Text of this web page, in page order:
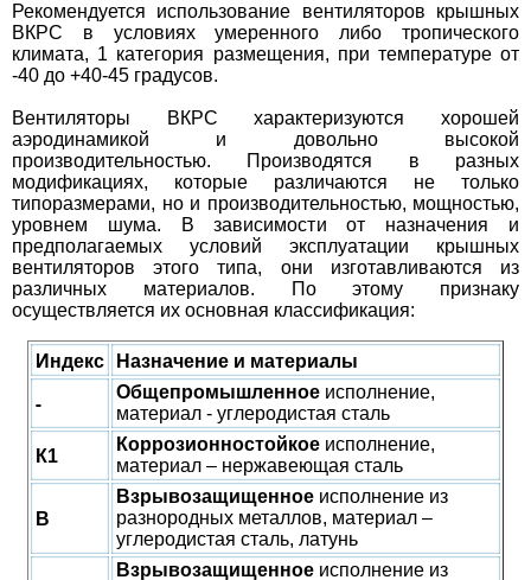
Рекомендуется использование вентиляторов крышных
ВКРС в условиях умеренного либо тропического
климата, 1 категория размещения, при температуре от
-40 до +40-45 градусов.
Вентиляторы ВКРС характеризуются хорошей
аэродинамикой и довольно высокой
производительностью. Производятся в разных
модификациях, которые различаются не только
типоразмерами, но и производительностью, мощностью,
уровнем шума. В зависимости от назначения и
предполагаемых условий эксплуатации крышных
вентиляторов этого типа, они изготавливаются из
различных материалов. По этому признаку
осуществляется их основная классификация:
Индекс Назначение и материалы
- Общепромышленноеисполнение,
материал - углеродистая сталь
К1
Коррозионностойкоеисполнение,
материал – нержавеющая сталь
В
Взрывозащищенноеисполнение из
разнородных металлов, материал –
углеродистая сталь, латунь
Взрывозащищенноеисполнение из